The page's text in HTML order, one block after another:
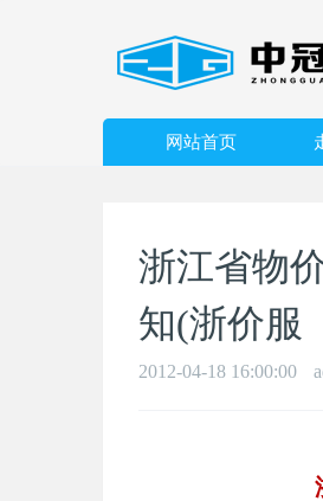
网站首页
浙江省物
知(浙价服
2012-04-18 16:00:00